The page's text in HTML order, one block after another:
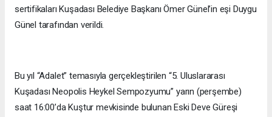
sertifikaları Kuşadası Belediye Başkanı Ömer Günel’in eşi Duygu
Günel tarafından verildi.
Bu yıl “Adalet” temasıyla gerçekleştirilen “5. Uluslararası
Kuşadası Neopolis Heykel Sempozyumu” yarın (perşembe)
saat 16:00’da Kuştur mevkisinde bulunan Eski Deve Güreşi